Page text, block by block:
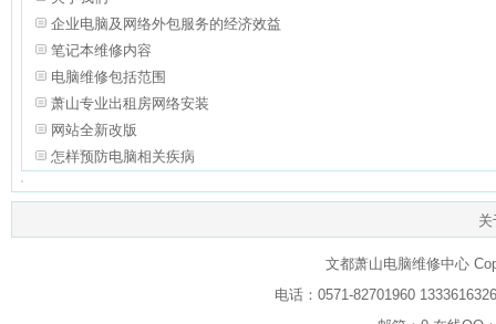
企业电脑及网络外包服务的经济效益
笔记本维修内容
电脑维修包括范围
萧山专业出租房网络安装
网站全新改版
怎样预防电脑相关疾病
文都萧山电脑维修中心
电话：0571-82701960